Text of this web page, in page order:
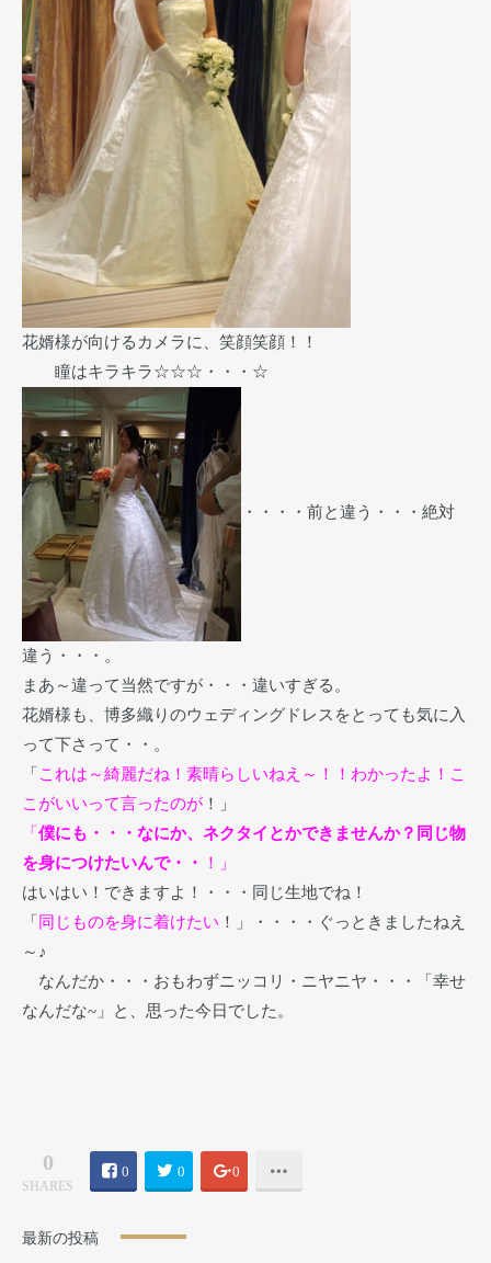
花婿様が向けるカメラに、笑顔笑顔！！
瞳はキラキラ☆☆☆・・・☆
・・・・前と違う・・・絶対
違う・・・。
まあ～違って当然ですが・・・違いすぎる。
花婿様も、博多織りのウェディングドレスをとっても気に入
って下さって・・。
「これは～綺麗だね！素晴らしいねえ～！！わかったよ！こ
こがいいって言ったのが ！」
「僕にも・・・なにか、ネクタイとかできませんか？同じ物
を身につけたいんで・・
！」
はいはい！できますよ！・・・同じ生地でね！
「同じものを身に着けたい ！」・・・・ぐっときましたねえ
～♪
なんだか・・・おもわずニッコリ・ニヤニヤ・・・「幸せ
なんだな~」と、思った今日でした。
0
SHARES
0 0 0
最新の投稿